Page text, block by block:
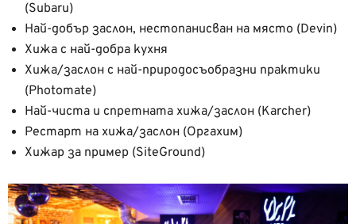
(Subaru)
Най-добър заслон, нестопанисван на място (Devin)
Хижа с най-добра кухня
Хижа/заслон с най-природосъобразни практики
(Photomate)
Най-чиста и спретната хижа/заслон (Karcher)
Рестарт на хижа/заслон (Оргахим)
Хижар за пример (SiteGround)